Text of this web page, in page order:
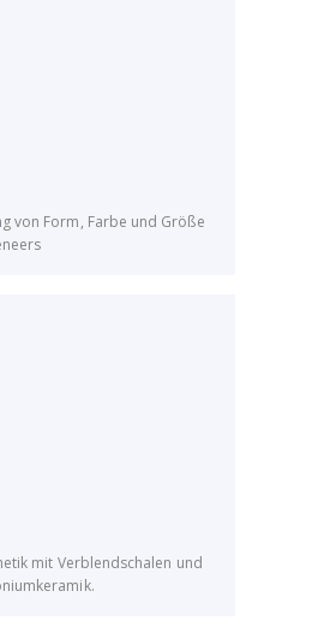
von Form, Farbe und Größe
mit Verblendschalen und